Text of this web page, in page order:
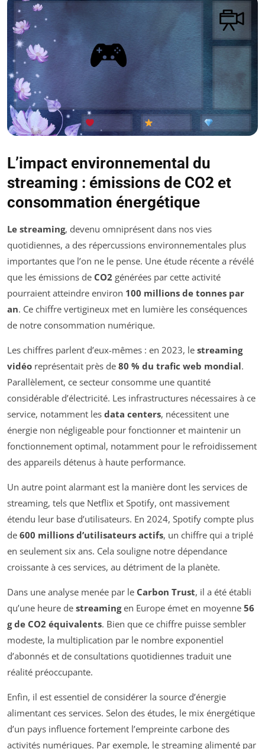
L’impact environnemental du
streaming : émissions de CO2 et
consommation énergétique
Le streaming, devenu omniprésent dans nos vies
quotidiennes, a des répercussions environnementales plus
importantes que l’on ne le pense. Une étude récente a révélé
que les émissions de CO2 générées par cette activité
pourraient atteindre environ 100 millions de tonnes par
an. Ce chiffre vertigineux met en lumière les conséquences
de notre consommation numérique.
Les chiffres parlent d’eux-mêmes : en 2023, le streaming
vidéo représentait près de 80 % du trafic web mondial.
Parallèlement, ce secteur consomme une quantité
considérable d’électricité. Les infrastructures nécessaires à ce
service, notamment les data centers, nécessitent une
énergie non négligeable pour fonctionner et maintenir un
fonctionnement optimal, notamment pour le refroidissement
des appareils détenus à haute performance.
Un autre point alarmant est la manière dont les services de
streaming, tels que Netflix et Spotify, ont massivement
étendu leur base d’utilisateurs. En 2024, Spotify compte plus
de 600 millions d’utilisateurs actifs, un chiffre qui a triplé
en seulement six ans. Cela souligne notre dépendance
croissante à ces services, au détriment de la planète.
Dans une analyse menée par le Carbon Trust, il a été établi
qu’une heure de streamingen Europe émet en moyenne 56
g de CO2 équivalents. Bien que ce chiffre puisse sembler
modeste, la multiplication par le nombre exponentiel
d’abonnés et de consultations quotidiennes traduit une
réalité préoccupante.
Enfin, il est essentiel de considérer la source d’énergie
alimentant ces services. Selon des études, le mix énergétique
d’un pays influence fortement l’empreinte carbone des
activités numériques. Par exemple, le streaming alimenté par